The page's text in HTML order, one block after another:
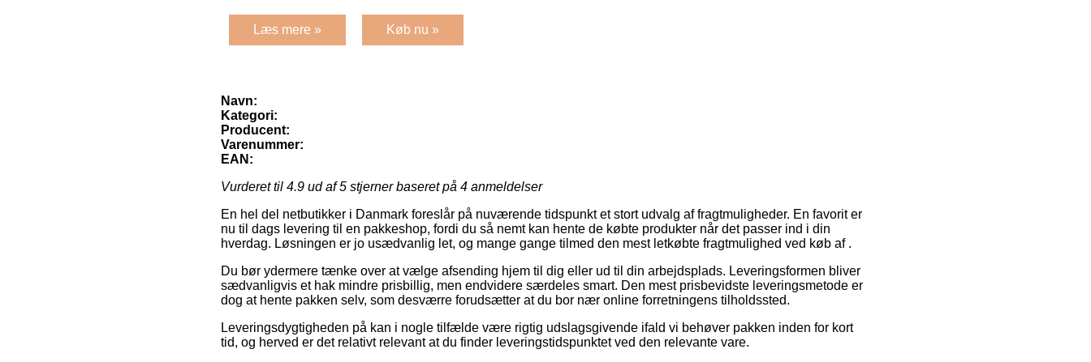
Læs mere » Køb nu »
Navn:
Kategori:
Producent:
Varenummer:
EAN:
Vurderet til 4.9 ud af 5 stjerner baseret på 4 anmeldelser
En hel del netbutikker i Danmark foreslår på nuværende tidspunkt et stort udvalg af fragtmuligheder. En favorit er
nu til dags levering til en pakkeshop, fordi du så nemt kan hente de købte produkter når det passer ind i din
hverdag. Løsningen er jo usædvanlig let, og mange gange tilmed den mest letkøbte fragtmulighed ved køb af .
Du bør ydermere tænke over at vælge afsending hjem til dig eller ud til din arbejdsplads. Leveringsformen bliver
sædvanligvis et hak mindre prisbillig, men endvidere særdeles smart. Den mest prisbevidste leveringsmetode er
dog at hente pakken selv, som desværre forudsætter at du bor nær online forretningens tilholdssted.
Leveringsdygtigheden på kan i nogle tilfælde være rigtig udslagsgivende ifald vi behøver pakken inden for kort
tid, og herved er det relativt relevant at du finder leveringstidspunktet ved den relevante vare.